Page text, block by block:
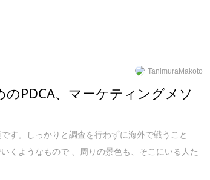
TanimuraMakoto
PDCA、マーケティングメソ
す。しっかりと調査を行わずに海外で戦うこと
くようなもので 、周りの景色も、そこにいる人た